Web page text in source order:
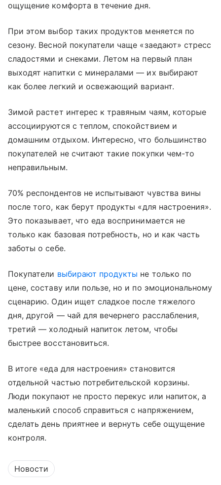
ощущение комфорта в течение дня.
При этом выбор таких продуктов меняется по
сезону. Весной покупатели чаще «заедают» стресс
сладостями и снеками. Летом на первый план
выходят напитки с минералами — их выбирают
как более легкий и освежающий вариант.
Зимой растет интерес к травяным чаям, которые
ассоциируются с теплом, спокойствием и
домашним отдыхом. Интересно, что большинство
покупателей не считают такие покупки чем-то
неправильным.
70% респондентов не испытывают чувства вины
после того, как берут продукты «для настроения».
Это показывает, что еда воспринимается не
только как базовая потребность, но и как часть
заботы о себе.
Покупатели выбирают продукты не только по
цене, составу или пользе, но и по эмоциональному
сценарию. Один ищет сладкое после тяжелого
дня, другой — чай для вечернего расслабления,
третий — холодный напиток летом, чтобы
быстрее восстановиться.
В итоге «еда для настроения» становится
отдельной частью потребительской корзины.
Люди покупают не просто перекус или напиток, а
маленький способ справиться с напряжением,
сделать день приятнее и вернуть себе ощущение
контроля.
Новости